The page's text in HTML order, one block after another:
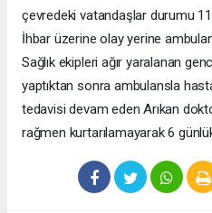
çevredeki vatandaşlar durumu
İhbar üzerine olay yerine
Sağlık ekipleri ağır yaralanan
yaptıktan sonra ambulansla
tedavisi devam eden Arıkan
rağmen kurtarılamayarak 6